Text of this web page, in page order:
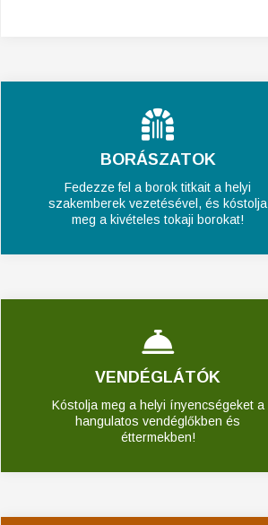
BORÁSZATOK
Fedezze fel a borok titkait a helyi
szakemberek vezetésével, és kóstolja
meg a kivételes tokaji borokat!
VENDÉGLÁTÓK
Kóstolja meg a helyi ínyencségeket a
hangulatos vendéglőkben és
éttermekben!